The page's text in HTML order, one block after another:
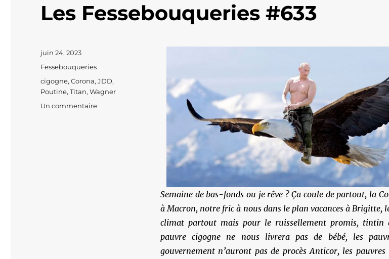
Les Fessebouqueries #633
Semaine de bas-fonds ou je rêve ? Ça coule de partout, la
à Macron, notre fric à nous dans le plan vacances à Brigitte,
climat partout mais pour le ruissellement promis, tintin
pauvre cigogne ne nous livrera pas de bébé, les
gouvernement n’auront pas de procès Anticor, les
Publié
juin 24, 2023
Catégories
Fessebouqueries
Étiquettes
cigogne,Corona,JDD,
Poutine,Titan,Wagner
Un commentairesur